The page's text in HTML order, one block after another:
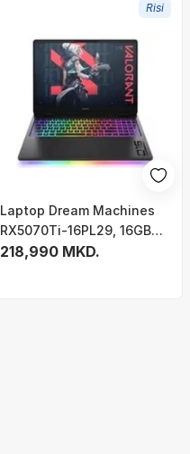
Risi
Laptop Dream Machines
RX5070Ti-16PL29, 16GB
RAM, SSD 512GB, i zi
218,990 MKD.